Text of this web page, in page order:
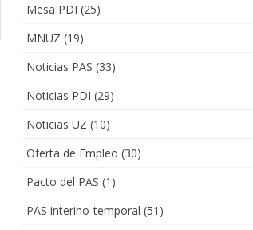
Mesa PDI (25)
MNUZ (19)
Noticias PAS (33)
Noticias PDI (29)
Noticias UZ (10)
Oferta de Empleo (30)
Pacto del PAS (1)
PAS interino-temporal (51)